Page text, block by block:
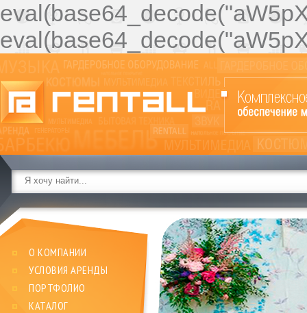
О КОМПАНИИ
УСЛОВИЯ АРЕНДЫ
ПОРТФОЛИО
КАТАЛОГ